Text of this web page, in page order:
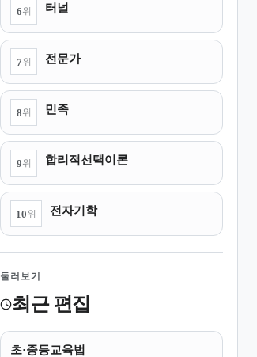
6위 터널
7위 전문가
8위 민족
9위 합리적선택이론
10위 전자기학
둘러보기
최근 편집
초·중등교육법